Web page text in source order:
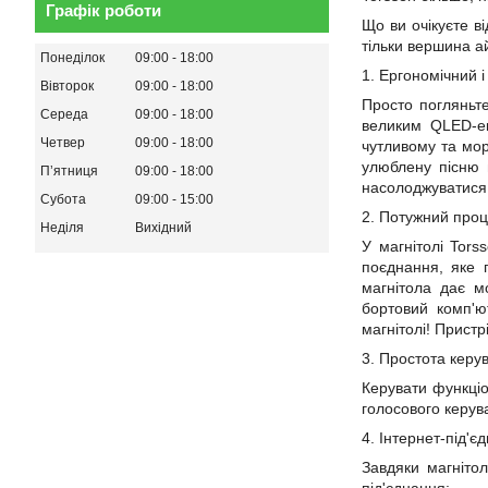
Що ви очікуєте
тільки вершина
1. Ергономічний
Просто
великим QLED-
чутливому та
улюблену пісню
2. Потужний
У магнітолі
поєднання, яке
магнітола дає
бортовий
магнітолі!
3. Простота
Керувати
голосового
4. Інтернет-
Завдяки
Графік роботи
Понеділок 09:00
18:00
Вівторок
09:00
18:00
Середа
09:00
18:00
Четвер
09:00
18:00
Пʼятниця
09:00
18:00
Субота
09:00
15:00
Неділя
Вихідний